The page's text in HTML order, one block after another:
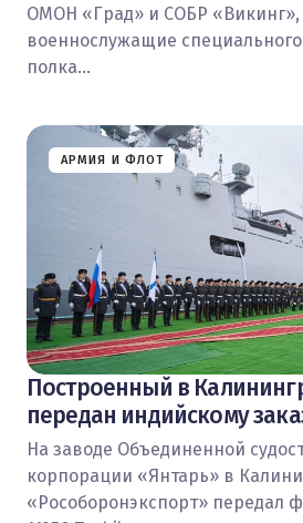
ОМОН «Град» и СОБР «Викинг»,
военнослужащие
полка…
АРМИЯ И ФЛОТ
Построенный в
передан индийскому
На заводе Объединенной
корпорации «Янтарь» в
«Рособоронэкспорт» передал